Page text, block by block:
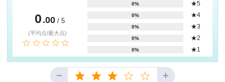
0 .00/ 5
(平均点/最大点)
0% ★5
0% ★4
0% ★3
0% ★2
0% ★1
− +